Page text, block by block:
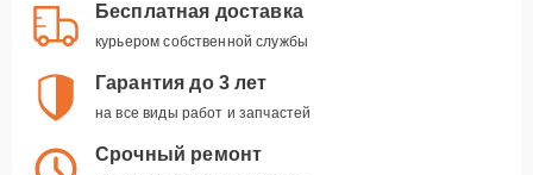
Бесплатная доставка
курьером собственной службы
Гарантия до 3 лет
на все виды работ и запчастей
Срочный ремонт